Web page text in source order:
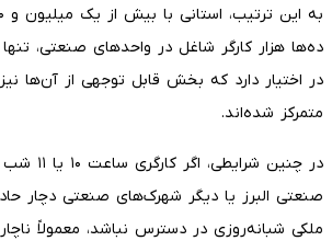
در اختیار دارد که بخش قابل توجهی از آن‌ها
متمرکز شده‌اند.
در چنین
صنعتی البرز یا دیگر شهرک‌های صنعتی دچار
ملکی شبانه‌روزی در دسترس نباشد، معمولاً